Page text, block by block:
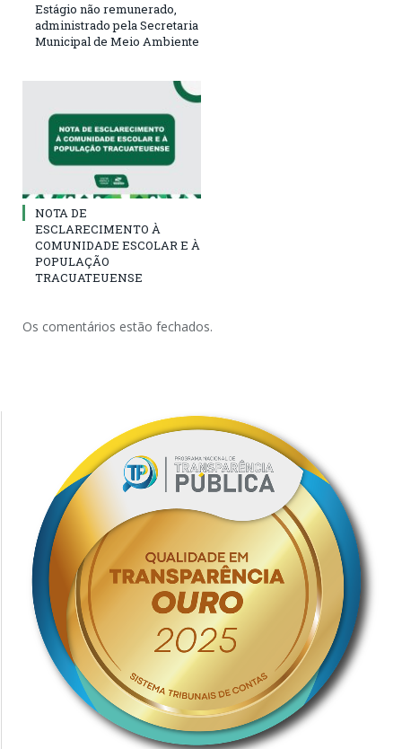
Estágio não remunerado,
administrado pela Secretaria
Municipal de Meio Ambiente
NOTA DE
ESCLARECIMENTO À
COMUNIDADE ESCOLAR E À
POPULAÇÃO
TRACUATEUENSE
Os comentários estão fechados.